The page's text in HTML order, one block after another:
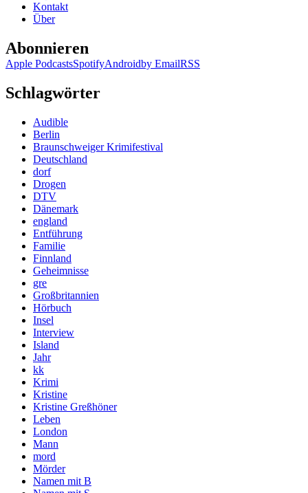
Kontakt
Über
Abonnieren
Apple PodcastsSpotifyAndroidby EmailRSS
Schlagwörter
Audible
Berlin
Braunschweiger Krimifestival
Deutschland
dorf
Drogen
DTV
Dänemark
england
Entführung
Familie
Finnland
Geheimnisse
gre
Großbritannien
Hörbuch
Insel
Interview
Island
Jahr
kk
Krimi
Kristine
Kristine Greßhöner
Leben
London
Mann
mord
Mörder
Namen mit B